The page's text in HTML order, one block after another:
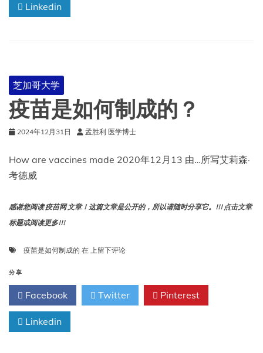
Linkedin
芝加哥大学
疫苗是如何制成的？
2024年12月31日 孟胜利 医学博士
How are vaccines made 2020年12月13 由…所写艾莉森·
考德威
感谢您阅读 疫苗网 文章！这篇文章是公开的，所以请随时分享它。!!! 点击文章
标题或阅读更多!!!
疫苗是如何制成的 在 疫
如
何
制
上留下评论
分享
Facebook Twitter Pinterest
Linkedin